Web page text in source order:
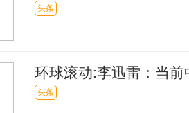
头条
环球滚动:李迅雷：当前
债表衰退”不同
头条